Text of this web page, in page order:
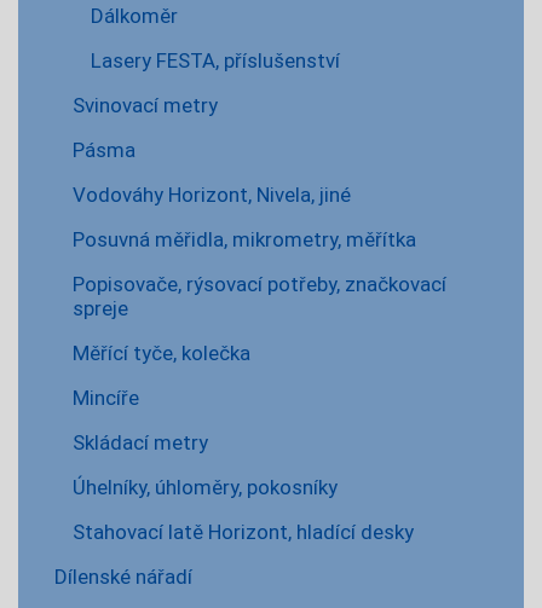
Dálkoměr
Lasery FESTA, příslušenství
Svinovací metry
Pásma
Vodováhy Horizont, Nivela, jiné
Posuvná měřidla, mikrometry, měřítka
Popisovače, rýsovací potřeby, značkovací
spreje
Měřící tyče, kolečka
Mincíře
Skládací metry
Úhelníky, úhloměry, pokosníky
Stahovací latě Horizont, hladící desky
Dílenské nářadí